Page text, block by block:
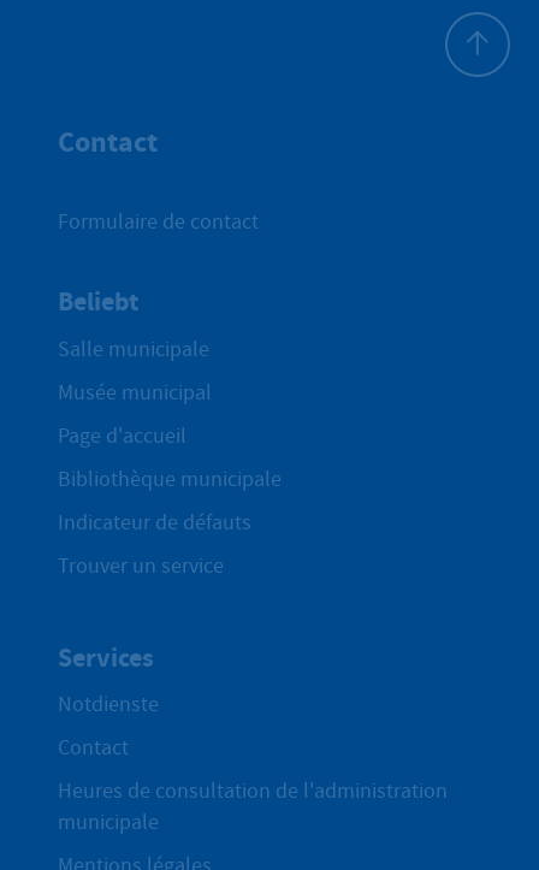
Contact
Formulaire de contact
Beliebt
Salle municipale
Musée municipal
Page d'accueil
Bibliothèque municipale
Indicateur de défauts
Trouver un service
Services
Notdienste
Contact
Heures de consultation de l'administration
municipale